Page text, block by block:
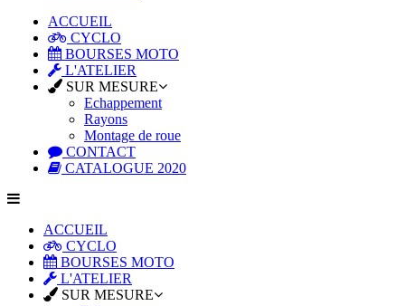
ACCUEIL
CYCLO
BOURSES MOTO
L'ATELIER
SUR MESURE
Echappement
Rayons
Montage de roue
CONTACT
CATALOGUE 2020
ACCUEIL
CYCLO
BOURSES MOTO
L'ATELIER
SUR MESURE